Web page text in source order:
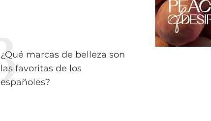
¿Qué marcas de belleza son
las favoritas de los
españoles?